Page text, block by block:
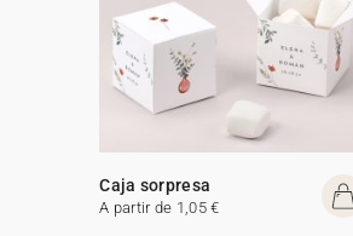
Caja sorpresa
A partir de 1,05 €